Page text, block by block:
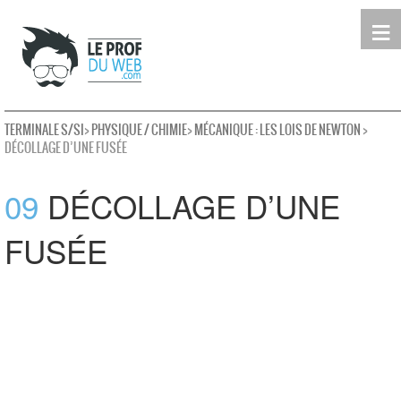
≡
leProfDuWeb
Seconde
Première
Terminale
Rechercher
TERMINALE S/SI>PHYSIQUE / CHIMIE>MÉCANIQUE : LES LOIS DE NEWTON>
DÉCOLLAGE D’UNE FUSÉE
09 DÉCOLLAGE D’UNE
FUSÉE